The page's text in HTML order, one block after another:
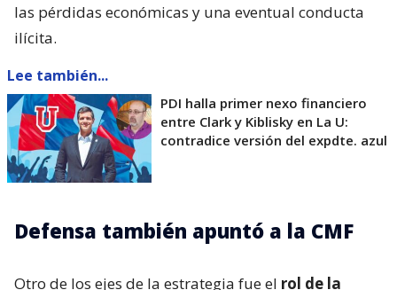
las pérdidas económicas y una eventual conducta
ilícita.
Lee también...
PDI halla primer nexo financiero
entre Clark y Kiblisky en La U:
contradice versión del expdte. azul
Defensa también apuntó a la CMF
Otro de los ejes de la estrategia fue el rol de la